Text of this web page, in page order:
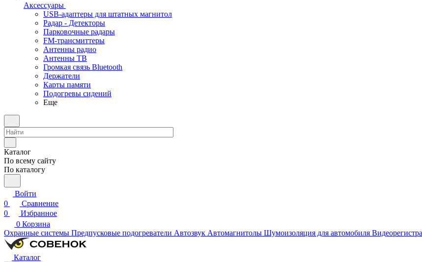
Аксессуары
USB-адаптеры для штатных магнитол
Радар - Детекторы
Парковочные радары
FM-трансмиттеры
Антенны радио
Антенны ТВ
Громкая связь Bluetooth
Держатели
Карты памяти
Подогревы сидений
Еще
Каталог
По всему сайту
По каталогу
Войти
0
Сравнение
0
Избранное
0 Корзина
Охранные системы Предпусковые подогреватели Автозвук Автомагнитолы Шумоизоляция для автомобиля
Каталог